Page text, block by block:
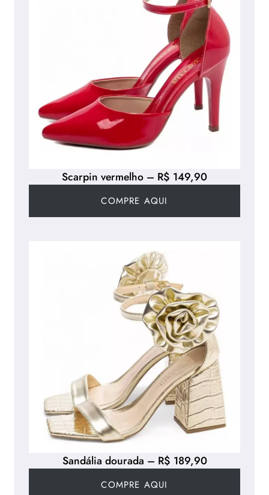
Sandália dourada – R$ 189,90
COMPRE AQUI
Scarpin vermelho – R$ 149,90
COMPRE AQUI